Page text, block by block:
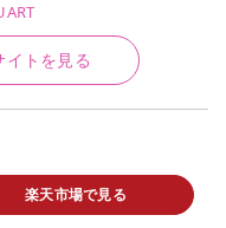
イトを見る
楽天市場で見る